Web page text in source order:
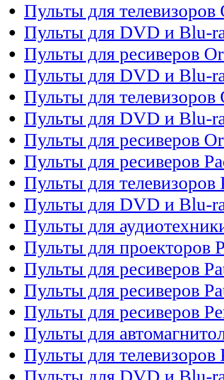
Пульты для телевизоров
Пульты для DVD и Blu-
Пульты для ресиверов
Пульты для DVD и Blu-
Пульты для телевизоров
Пульты для DVD и Blu-
Пульты для ресиверов
Пульты для ресиверов
Пульты для телевизоров
Пульты для DVD и Blu-
Пульты для
Пульты для проекторов
Пульты для ресиверов
Пульты для ресиверов
Пульты для ресиверов
Пульты для
Пульты для телевизоров